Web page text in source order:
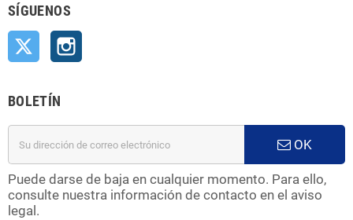
SÍGUENOS
Twitter
BOLETÍN
OK
Puede darse de baja en cualquier momento. Para ello,
consulte nuestra información de contacto en el aviso
legal.